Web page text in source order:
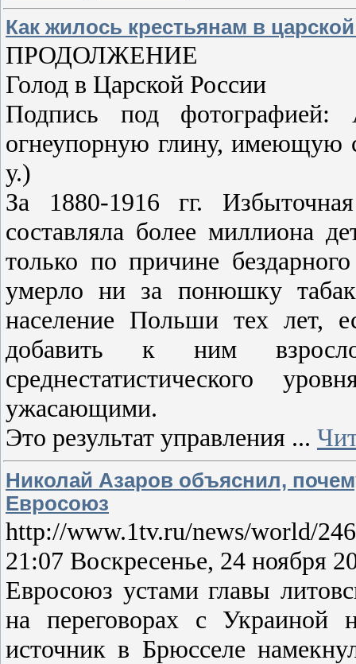
Как жилось крестьянам в
ПРОДОЛЖЕНИЕ
Голод в Царской России
Подпись под
огнеупорную глину, имеющую
у.)
За 1880-1916 гг.
составляла более миллиона
только по причине
умерло ни за понюшку
население Польши тех лет,
добавить к ним
среднестатистического
ужасающими.
Это результат управления ...
Николай Азаров объяснил,
Евросоюз
http://www.1tv.ru/news/world/
21:07 Воскресенье, 24 ноября
Евросоюз устами главы
на переговорах с Украиной
источник в Брюсселе